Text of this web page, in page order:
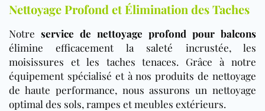
Nettoyage Profond et Élimination des Taches
Notre service de nettoyage profond pour balcons
élimine efficacement la saleté incrustée, les
moisissures et les taches tenaces. Grâce à notre
équipement spécialisé et à nos produits de nettoyage
de haute performance, nous assurons un nettoyage
optimal des sols, rampes et meubles extérieurs.